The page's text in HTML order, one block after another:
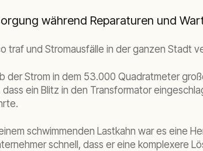
während Reparaturen und
traf und Stromausfälle in der ganzen Stadt
der Strom in dem 53.000 Quadratmeter
ein Blitz in den Transformator
schwimmenden Lastkahn war es eine
schnell, dass er eine komplexere